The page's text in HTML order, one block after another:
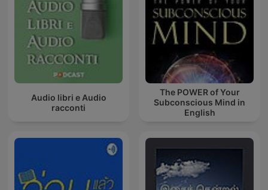
Audio libri e Audio
racconti
The POWER of Your
Subconscious Mind in
English